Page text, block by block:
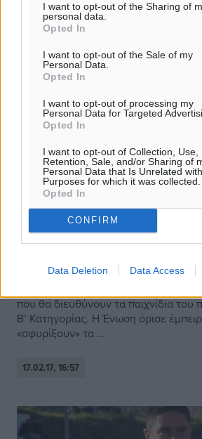
I want to opt-out of the Sharing of
personal data.
Opted In
I want to opt-out of the Sale of my
Personal Data.
Opted In
I want to opt-out of processing my
Personal Data for Targeted
Opted In
I want to opt-out of Collection, Use,
Retention, Sale, and/or Sharing of
Personal Data that Is Unrelated
Purposes for which it was collected.
Opted In
CONFIRM
Data Deletion Data Access
Β’ Κατηγορία: Έμπειροι
που θα διευθύνουν τα παιχνίδια
Β’ Κατηγορίας. Η Ένωση όρισε
«σφυρίξουν» τα ...
17.02.17, 16:57